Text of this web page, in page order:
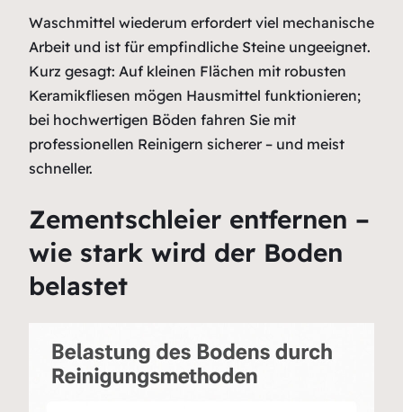
Waschmittel wiederum erfordert viel mechanische
Arbeit und ist für empfindliche Steine ungeeignet.
Kurz gesagt: Auf kleinen Flächen mit robusten
Keramikfliesen mögen Hausmittel funktionieren;
bei hochwertigen Böden fahren Sie mit
professionellen Reinigern sicherer – und meist
schneller.
Zementschleier entfernen –
wie stark wird der Boden
belastet